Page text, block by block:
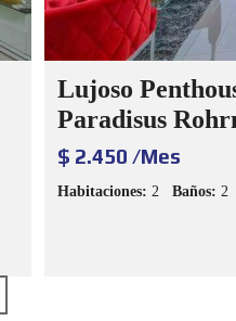
Lujoso
Paradisus
$ 2.450 /Mes
Habitaciones: 2 Baños: 2